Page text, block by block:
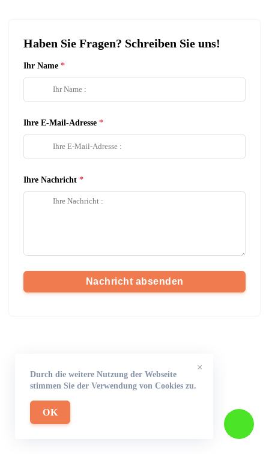
Haben Sie Fragen? Schreiben Sie uns!
Ihr Name
Ihre E-Mail-Adresse
Ihre Nachricht
Nachricht absenden
×
Durch die weitere Nutzung der Webseite
stimmen Sie der Verwendung von Cookies zu.
OK